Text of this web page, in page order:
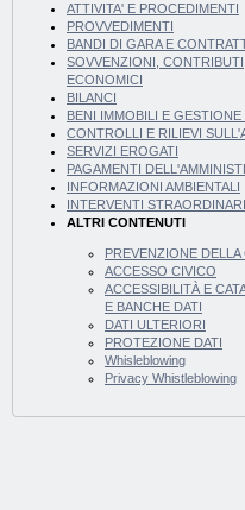
ATTIVITA' E PROCEDIMENTI
PROVVEDIMENTI
BANDI DI GARA E
SOVVENZIONI,
ECONOMICI
BILANCI
BENI IMMOBILI E GESTIONE
CONTROLLI E RILIEVI
SERVIZI EROGATI
PAGAMENTI
INFORMAZIONI AMBIENTALI
INTERVENTI
ALTRI CONTENUTI
PREVENZIONE
ACCESSO CIVICO
ACCESSIBILITÀ E
E BANCHE DATI
DATI ULTERIORI
PROTEZIONE DATI
Whisleblowing
Privacy Whistleblowing